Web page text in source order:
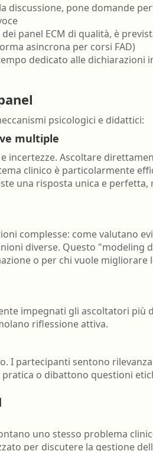
discussione, pone domande
panel ECM di qualità, è
asincrona per corsi FAD)
dedicato alle dichiarazioni
psicologici e didattici:
multiple
Ascoltare
clinico è particolarmente
una risposta unica e
complesse: come valutano
diverse. Questo "modeling
o per chi vuole
impegnati gli ascoltatori più
riflessione attiva.
I partecipanti sentono
o dibattono questioni
uno stesso problema
per discutere la gestione